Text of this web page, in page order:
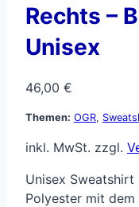
Rechts –
Unisex
46,00 €
Themen: OGR,
inkl. MwSt. zzgl.
Unisex Sweatshirt
Polyester mit dem